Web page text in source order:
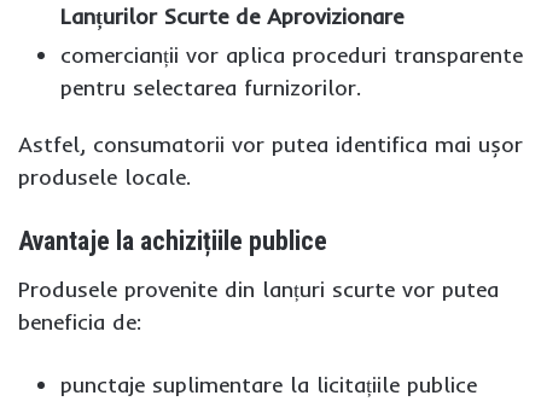
Lanțurilor Scurte de Aprovizionare
comercianții vor aplica proceduri transparente
pentru selectarea furnizorilor.
Astfel, consumatorii vor putea identifica mai ușor
produsele locale.
Avantaje la achizițiile publice
Produsele provenite din lanțuri scurte vor putea
beneficia de:
punctaje suplimentare la licitațiile publice